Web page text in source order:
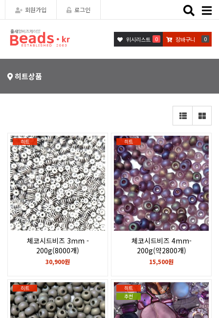
회원가입 로그인
Toggle
위시리스트 0 장바구니 0
히트상품
히트
체코시드비즈 3mm -
200g(8000개)
black stripes on chalkwhite
30,900원
히트
체코시드비즈 4mm-
200g(약2800개)
Light amethyst matte,
15,500원
히트
히트
추천